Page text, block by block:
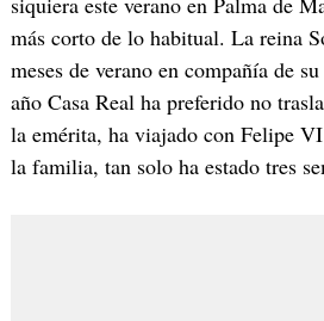
más corto de lo habitual. La reina
meses de verano en compañía de
año Casa Real ha preferido no
la emérita, ha viajado con Felipe
la familia, tan solo ha estado tres